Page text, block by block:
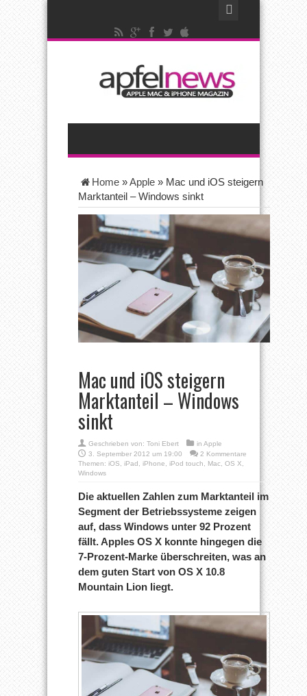
Home »Apple » Mac und iOS steigern
Marktanteil – Windows sinkt
Mac und iOS steigern
Marktanteil – Windows
sinkt
Geschrieben von: Toni Ebert in Apple
3. September 2012 um 19:00
2 Kommentare
Themen: iOS iPad iPhone iPod touch Mac OS X
Windows
Die aktuellen Zahlen zum Marktanteil im
Segment der Betriebssysteme zeigen
auf, dass Windows unter 92 Prozent
fällt. Apples OS X konnte hingegen die
7-Prozent-Marke überschreiten, was an
dem guten Start von OS X 10.8
Mountain Lion liegt.